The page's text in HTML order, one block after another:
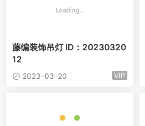
藤编装饰吊灯 ID：20230320
12
2023-03-20 VIP